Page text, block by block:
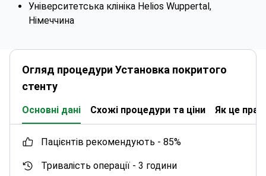
Університетська клініка Helios Wuppertal,
Німеччина
Огляд процедури Установка покритого
стенту
Основні дані Схожі процедури та ціни Як це
пацієнтів рекомендують - 85%
Тривалість операції - 3 години